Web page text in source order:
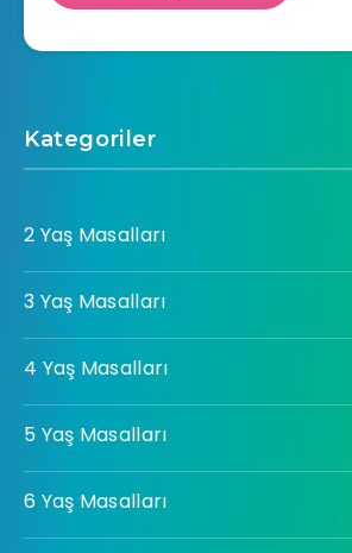
Kategoriler
2 Yaş Masalları
3 Yaş Masalları
4 Yaş Masalları
5 Yaş Masalları
6 Yaş Masalları